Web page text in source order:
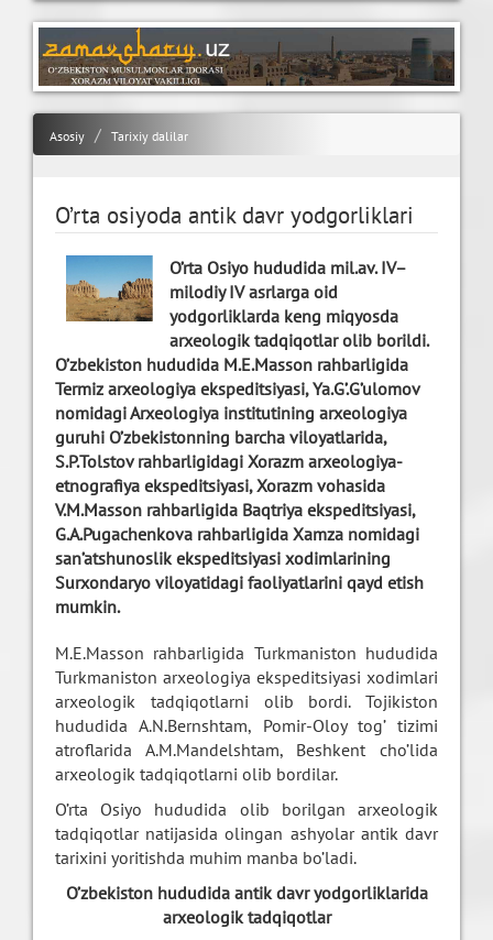
Asosiy Tarixiy dalilar
O’rta osiyoda antik davr yodgorliklari
O’rta Osiyo hududida mil.av. IV–
milodiy IV asrlarga oid
yodgorliklarda keng miqyosda
arxeologik tadqiqotlar olib borildi.
O’zbekiston hududida M.E.Masson rahbarligida
Termiz arxeologiya ekspeditsiyasi, Ya.G’.G’ulomov
nomidagi Arxeologiya institutining arxeologiya
guruhi O’zbekistonning barcha viloyatlarida,
S.P.Tolstov rahbarligidagi Xorazm arxeologiya-
etnografiya ekspeditsiyasi, Xorazm vohasida
V.M.Masson rahbarligida Baqtriya ekspeditsiyasi,
G.A.Pugachenkova rahbarligida Xamza nomidagi
san’atshunoslik ekspeditsiyasi xodimlarining
Surxondaryo viloyatidagi faoliyatlarini qayd etish
mumkin.
M.E.Masson rahbarligida Turkmaniston hududida
Turkmaniston arxeologiya ekspeditsiyasi xodimlari
arxeologik tadqiqotlarni olib bordi. Tojikiston
hududida A.N.Bernshtam, Pomir-Oloy tog’ tizimi
atroflarida A.M.Mandelshtam, Beshkent cho’lida
arxeologik tadqiqotlarni olib bordilar.
O’rta Osiyo hududida olib borilgan arxeologik
tadqiqotlar natijasida olingan ashyolar antik davr
tarixini yoritishda muhim manba bo’ladi.
O’zbekiston hududida antik davr yodgorliklarida
arxeologik tadqiqotlar